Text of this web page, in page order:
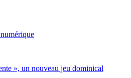
», un nouveau jeu dominical